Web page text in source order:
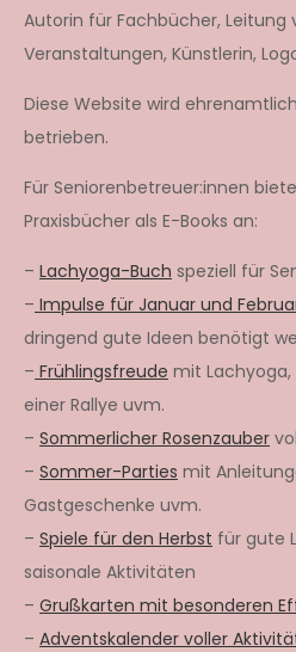
Autorin für Fachbücher, Leitung
Veranstaltungen, Künstlerin,
Diese Website wird
betrieben.
Für Seniorenbetreuer:innen
Praxisbücher als E-Books an:
– Lachyoga-Buch speziell für
– Impulse für Januar und
dringend gute Ideen benötigt
– Frühlingsfreude mit Lachyoga,
einer Rallye uvm.
– Sommerlicher Rosenzauber
– Sommer-Parties mit
Gastgeschenke uvm.
– Spiele für den Herbst für gute
saisonale Aktivitäten
– Grußkarten mit besonderen
– Adventskalender voller